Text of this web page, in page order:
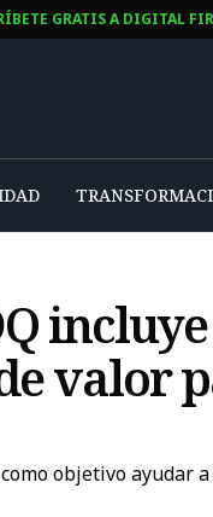
GRATIS A DIGITAL
valor
objetivo ayudar